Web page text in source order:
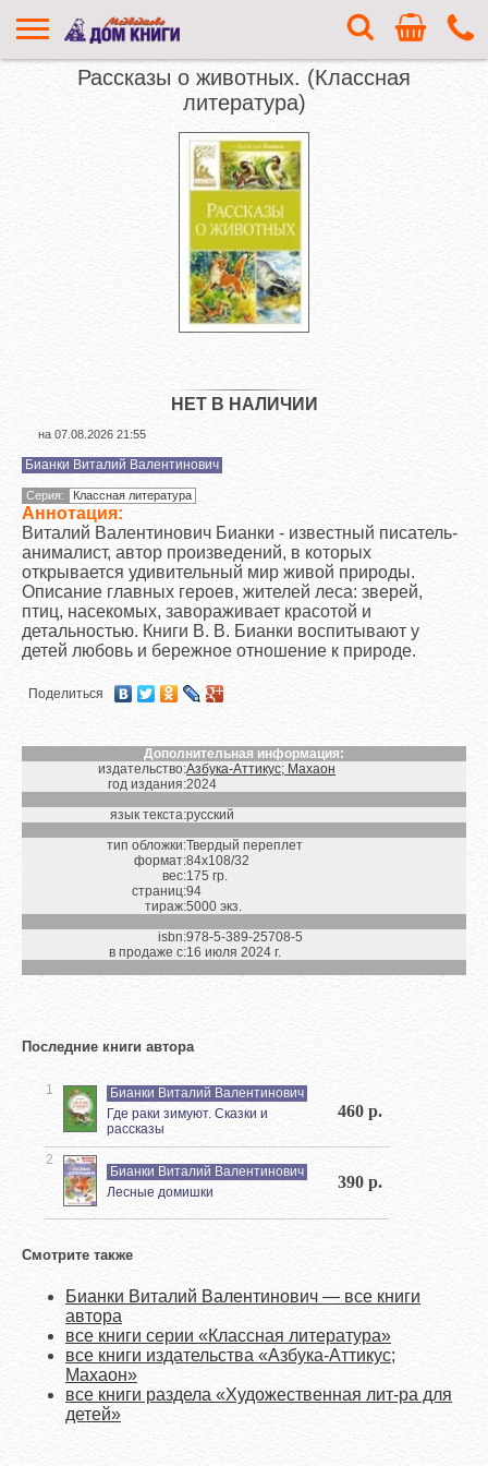
Рассказы о животных. (Классная
литература)
Бианки Виталий Валентинович
Серия: Классная литература
Аннотация:
Виталий Валентинович Бианки - известный писатель-
анималист, автор произведений, в которых
открывается удивительный мир живой природы.
Описание главных героев, жителей леса: зверей,
птиц, насекомых, завораживает красотой и
детальностью. Книги В. В. Бианки воспитывают у
детей любовь и бережное отношение к природе.
Поделиться
Дополнительная информация:
издательство:Азбука-Аттикус; Махаон
год издания:2024
язык текста:русский
тип обложки:Твердый переплет
формат:84х108/32
вес:175 гр.
страниц:94
тираж:5000 экз.
isbn:978-5-389-25708-5
в продаже с:16 июля 2024 г.
Последние книги автора
1
Бианки Виталий Валентинович
Где раки зимуют. Сказки и
рассказы
460 р.
2
Бианки Виталий Валентинович
Лесные домишки
390 р.
Смотрите также
Бианки Виталий Валентинович — все книги
автора
все книги серии «Классная литература»
все книги издательства «Азбука-Аттикус;
Махаон»
все книги раздела «Художественная лит-ра для
детей»
НЕТ В НАЛИЧИИ
на 07.08.2026 21:55